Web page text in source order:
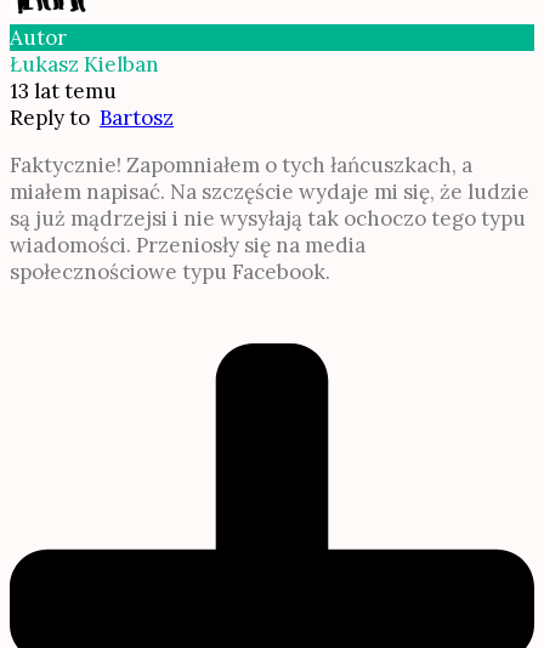
Autor
Łukasz Kielban
13 lat temu
Reply to Bartosz
Faktycznie! Zapomniałem o tych łańcuszkach, a
miałem napisać. Na szczęście wydaje mi się, że ludzie
są już mądrzejsi i nie wysyłają tak ochoczo tego typu
wiadomości. Przeniosły się na media
społecznościowe typu Facebook.